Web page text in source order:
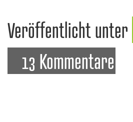
Veröffentlicht unter
13 Kommentare